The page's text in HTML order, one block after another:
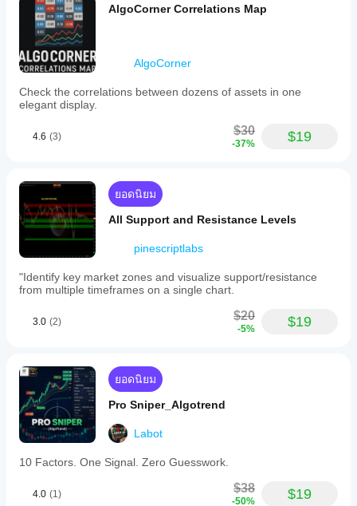
AlgoCorner Correlations Map
AlgoCorner
Check the correlations between dozens of assets in one
elegant display.
4.6 (3) $30
-37% $19
ยอดนิยม
All Support and Resistance Levels
pinescriptlabs
"Identify key market zones and visualize support/resistance
from multiple timeframes on a single chart.
3.0 (2) $20
-5% $19
ยอดนิยม
Pro Sniper_Algotrend
Labot
10 Factors. One Signal. Zero Guesswork.
4.0 (1) $38
-50% $19